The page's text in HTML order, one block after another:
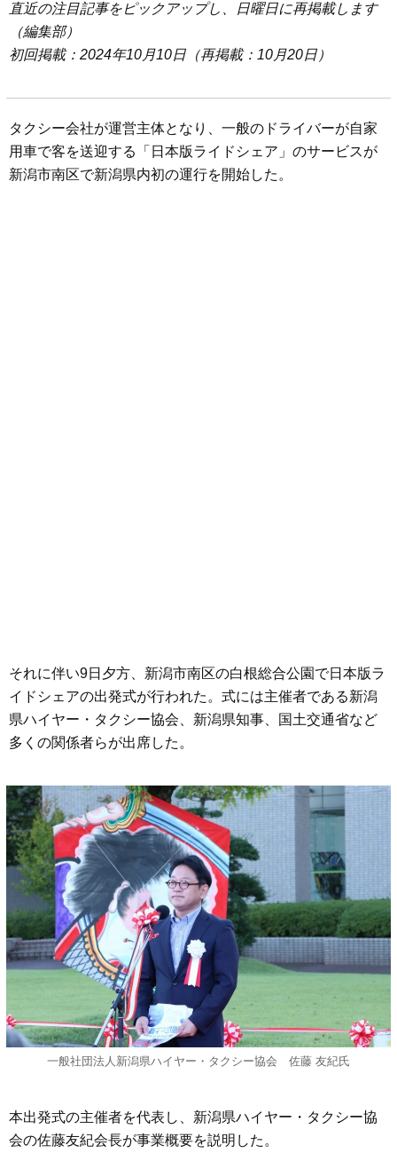
直近の注目記事をピックアップし、日曜日に再掲載します
（編集部）
初回掲載：2024年10月10日（再掲載：10月20日）
タクシー会社が運営主体となり、一般のドライバーが自家
用車で客を送迎する「日本版ライドシェア」のサービスが
新潟市南区で新潟県内初の運行を開始した。
それに伴い9日夕方、新潟市南区の白根総合公園で日本版ラ
イドシェアの出発式が行われた。式には主催者である新潟
県ハイヤー・タクシー協会、新潟県知事、国土交通省など
多くの関係者らが出席した。
一般社団法人新潟県ハイヤー・タクシー協会 佐藤 友紀氏
本出発式の主催者を代表し、新潟県ハイヤー・タクシー協
会の佐藤友紀会長が事業概要を説明した。